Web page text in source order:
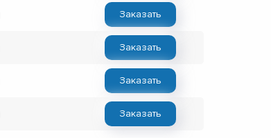
Заказать
Заказать
Заказать
Заказать